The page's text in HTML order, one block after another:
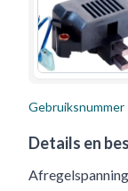
Gebruiksnummer
Details en